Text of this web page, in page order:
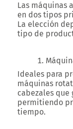
Las máquinas
en dos tipos
La elección
tipo de
Ideales para
máquinas
cabezales que
permitiendo
tiempo.